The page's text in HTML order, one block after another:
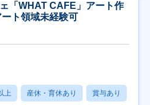
「WHAT CAFE」アート作
ト領域未経験可
上 産休・育休あり 賞与あり